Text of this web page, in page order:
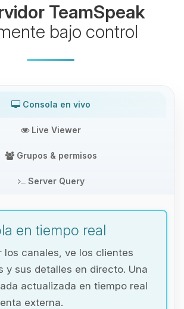
TeamSpeak
bajo control
Consola en vivo
Live Viewer
Grupos & permisos
Server Query
en tiempo real
los canales, ve los clientes
y sus detalles en directo. Una
actualizada en tiempo real
externa.